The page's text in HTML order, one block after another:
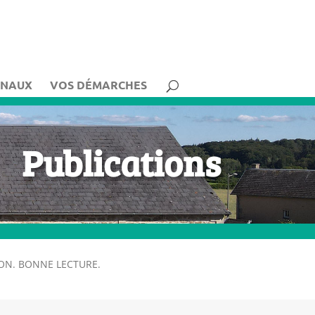
VOS DÉMARCHES
Publications
BONNE LECTURE.